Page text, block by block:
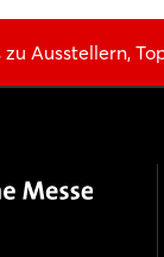
zu Ausstellern,